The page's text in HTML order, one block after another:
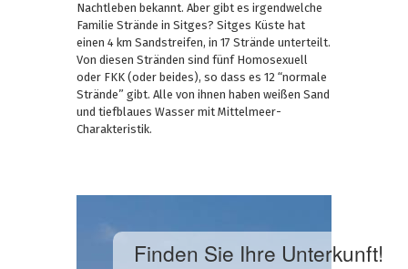
Nachtleben bekannt. Aber gibt es irgendwelche
Familie Strände in Sitges? Sitges Küste hat
einen 4 km Sandstreifen, in 17 Strände unterteilt.
Von diesen Stränden sind fünf Homosexuell
oder FKK (oder beides), so dass es 12 “normale
Strände” gibt. Alle von ihnen haben weißen Sand
und tiefblaues Wasser mit Mittelmeer-
Charakteristik.
Finden Sie Ihre Unterkunft!